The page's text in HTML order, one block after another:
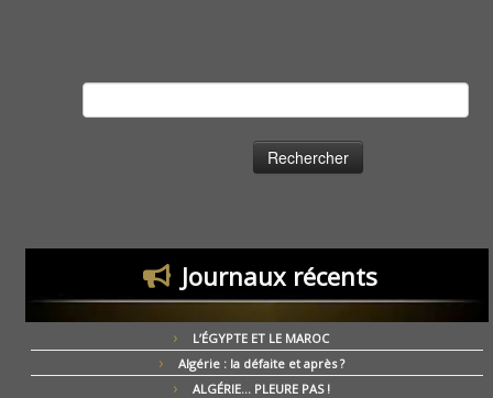
Journaux récents
L’ÉGYPTE ET LE MAROC
Algérie : la défaite et après ?
ALGÉRIE… PLEURE PAS !